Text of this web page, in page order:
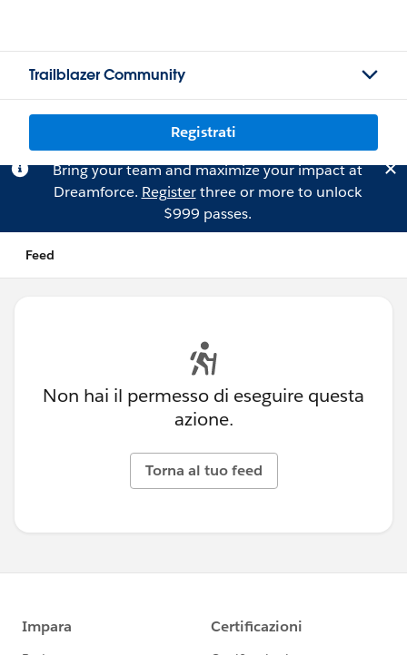
Trailblazer Community
Registrati
Bring your team and maximize your impact at
Dreamforce. Registerthree or more to unlock
$999 passes.
Feed
Non hai il permesso di eseguire questa
azione.
Torna al tuo feed